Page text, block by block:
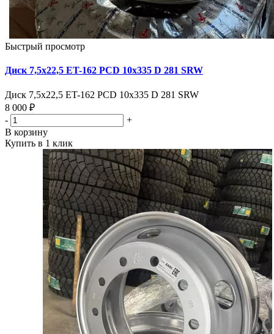
Быстрый просмотр
Диск 7,5х22,5 ET-162 PCD 10x335 D 281 SRW
Диск 7,5х22,5 ET-162 PCD 10x335 D 281 SRW
8 000 ₽
-
+
В корзину
Купить в 1 клик